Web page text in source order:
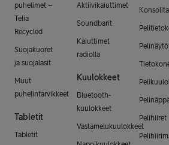
puhelimet –
Telia
Recycled
Suojakuoret
ja suojalasit
Muut
puhelintarvikkeet
Tabletit
Tabletit
Aktiivikaiuttimet
Soundbarit
Kaiuttimet
radiolla
Kuulokkeet
Bluetooth-
kuulokkeet
Vastamelukuulokkeet
Pelihiiret